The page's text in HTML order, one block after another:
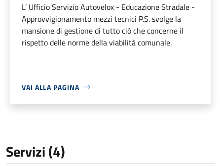
L’ Ufficio Servizio Autovelox - Educazione Stradale -
Approvvigionamento mezzi tecnici P.S. svolge la
mansione di gestione di tutto ciò che concerne il
rispetto delle norme della viabilità comunale.
VAI ALLA PAGINA
Servizi (4)